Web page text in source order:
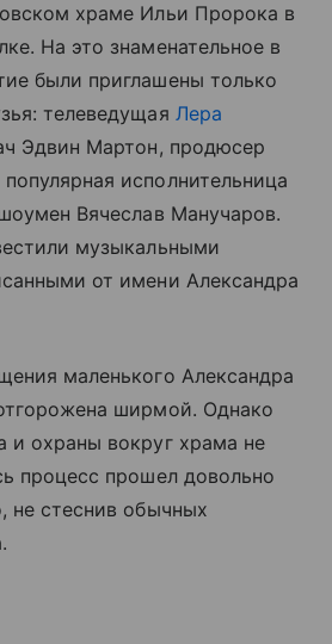
храме Ильи Пророка в
На это знаменательное в
были приглашены только
телеведущая Лера
Эдвин Мартон, продюсер
исполнительница
Вячеслав Манучаров.
музыкальными
от имени Александра
маленького Александра
ширмой. Однако
и охраны вокруг храма не
процесс прошел довольно
не стеснив обычных